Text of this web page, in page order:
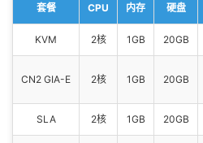
套餐 CPU 内存 硬盘
KVM 2核 1GB 20GB
CN2 GIA-E 2核 1GB 20GB
SLA 2核 1GB 20GB